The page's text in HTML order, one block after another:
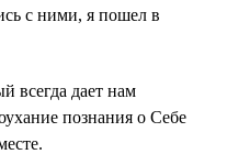
с ними, я пошел в
всегда дает нам
познания о Себе